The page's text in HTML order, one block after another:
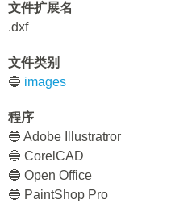
文件扩展名
.dxf
文件类别
🔵 images
程序
🔵 Adobe Illustratror
🔵 CorelCAD
🔵 Open Office
🔵 PaintShop Pro